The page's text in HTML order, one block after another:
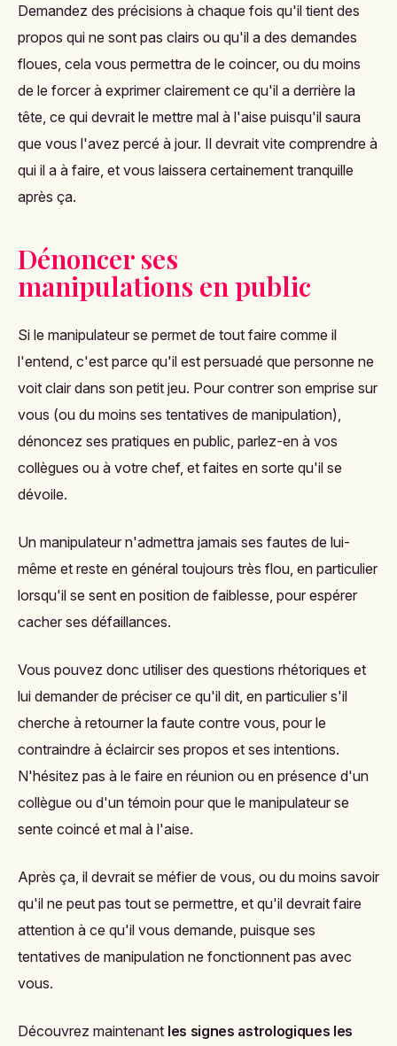
Demandez des précisions à chaque fois qu'il tient des
propos qui ne sont pas clairs ou qu'il a des demandes
floues, cela vous permettra de le coincer, ou du moins
de le forcer à exprimer clairement ce qu'il a derrière la
tête, ce qui devrait le mettre mal à l'aise puisqu'il saura
que vous l'avez percé à jour. Il devrait vite comprendre à
qui il a à faire, et vous laissera certainement tranquille
après ça.
Dénoncer ses
manipulations en public
Si le manipulateur se permet de tout faire comme il
l'entend, c'est parce qu'il est persuadé que personne ne
voit clair dans son petit jeu. Pour contrer son emprise sur
vous (ou du moins ses tentatives de manipulation),
dénoncez ses pratiques en public, parlez-en à vos
collègues ou à votre chef, et faites en sorte qu'il se
dévoile.
Un manipulateur n'admettra jamais ses fautes de lui-
même et reste en général toujours très flou, en particulier
lorsqu'il se sent en position de faiblesse, pour espérer
cacher ses défaillances.
Vous pouvez donc utiliser des questions rhétoriques et
lui demander de préciser ce qu'il dit, en particulier s'il
cherche à retourner la faute contre vous, pour le
contraindre à éclaircir ses propos et ses intentions.
N'hésitez pas à le faire en réunion ou en présence d'un
collègue ou d'un témoin pour que le manipulateur se
sente coincé et mal à l'aise.
Après ça, il devrait se méfier de vous, ou du moins savoir
qu'il ne peut pas tout se permettre, et qu'il devrait faire
attention à ce qu'il vous demande, puisque ses
tentatives de manipulation ne fonctionnent pas avec
vous.
Découvrez maintenant les signes astrologiques les